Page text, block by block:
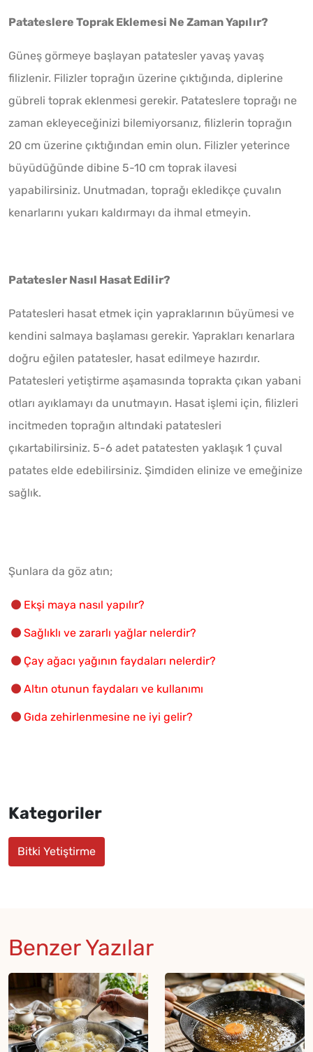
Patateslere Toprak Eklemesi Ne Zaman Yapılır?
Güneş görmeye başlayan patatesler yavaş yavaş
filizlenir. Filizler toprağın üzerine çıktığında, diplerine
gübreli toprak eklenmesi gerekir. Patateslere toprağı ne
zaman ekleyeceğinizi bilemiyorsanız, filizlerin toprağın
20 cm üzerine çıktığından emin olun. Filizler yeterince
büyüdüğünde dibine 5-10 cm toprak ilavesi
yapabilirsiniz. Unutmadan, toprağı ekledikçe çuvalın
kenarlarını yukarı kaldırmayı da ihmal etmeyin.
Patatesler Nasıl Hasat Edilir?
Patatesleri hasat etmek için yapraklarının büyümesi ve
kendini salmaya başlaması gerekir. Yaprakları kenarlara
doğru eğilen patatesler, hasat edilmeye hazırdır.
Patatesleri yetiştirme aşamasında toprakta çıkan yabani
otları ayıklamayı da unutmayın. Hasat işlemi için, filizleri
incitmeden toprağın altındaki patatesleri
çıkartabilirsiniz. 5-6 adet patatesten yaklaşık 1 çuval
patates elde edebilirsiniz. Şimdiden elinize ve emeğinize
sağlık.
Şunlara da göz atın;
Ekşi maya nasıl yapılır?
Sağlıklı ve zararlı yağlar nelerdir?
Çay ağacı yağının faydaları nelerdir?
Altın otunun faydaları ve kullanımı
Gıda zehirlenmesine ne iyi gelir?
Kategoriler
Bitki Yetiştirme
Benzer Yazılar